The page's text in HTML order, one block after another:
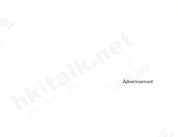
Advertisement